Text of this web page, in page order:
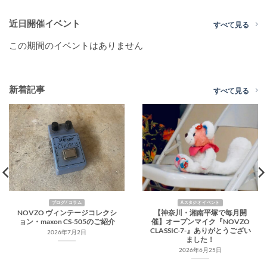
近日開催イベント すべて見る
この期間のイベントはありません
新着記事 すべて見る
ブログ / コラム
NOVZO ヴィンテージコレクシ
ョン・maxon CS-505のご紹介
2026年7月2日
Aスタジオ イベント
【神奈川・湘南平塚で毎月開
催】オープンマイク『NOVZO
CLASSIC-7-』ありがとうござい
ました！
2026年6月25日